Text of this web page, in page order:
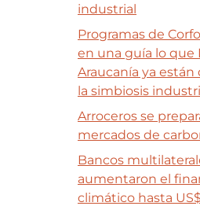
industrial
Programas de
en una guía lo que
Araucanía ya
la simbiosis
Arroceros se
mercados de
Bancos
aumentaron el
climático hasta